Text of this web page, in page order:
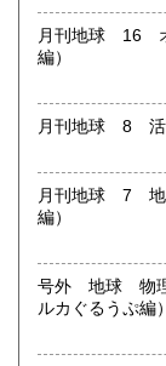
-
取り扱い分野
味、古書一般（
月刊地球 16 オーロラ （平沢威男、
編）
月刊地球 7 地震予知 （末廣重二、他
編）
号外 地球 物理探査法
ルカぐるうぷ編）